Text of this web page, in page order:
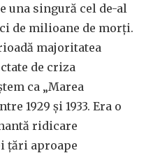
una singură cel de-al
de milioane de morți.
majoritatea
de criza
ca „Marea
1929 și 1933. Era o
ridicare
țări aproape